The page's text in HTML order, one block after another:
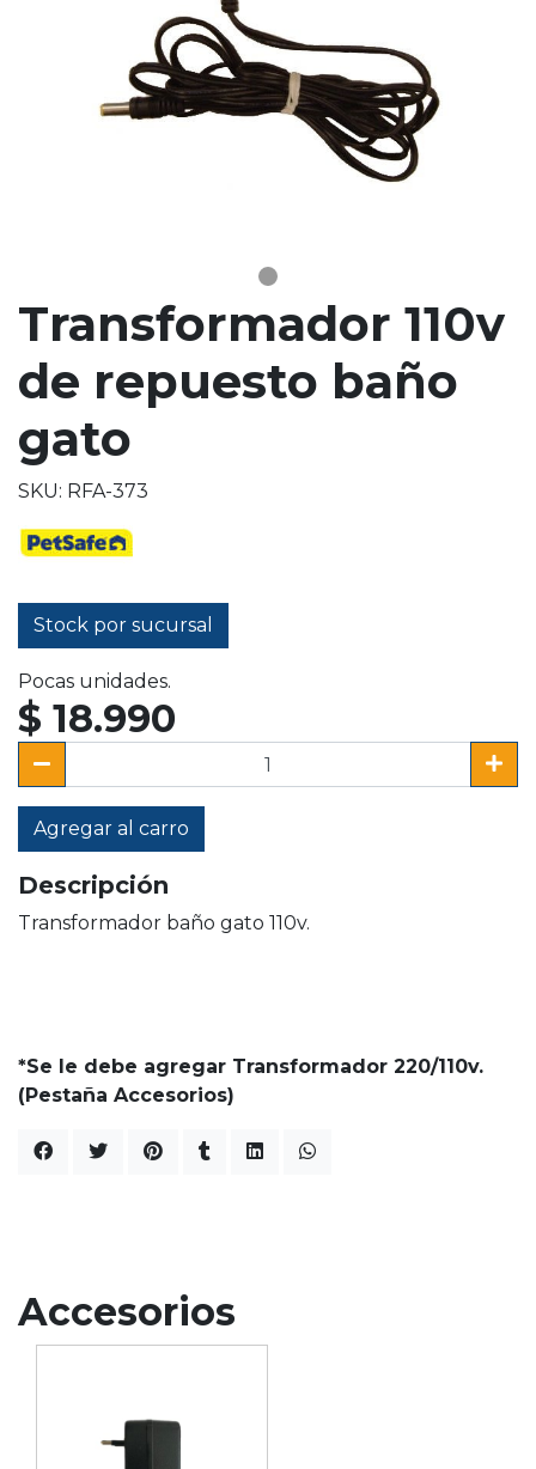
Transformador 110v
de repuesto baño
gato
SKU: RFA-373
Stock por sucursal
Pocas unidades.
$ 18.990
Agregar al carro
Descripción
Transformador baño gato 110v.
*Se le debe agregar Transformador 220/110v.
(Pestaña Accesorios)
Accesorios